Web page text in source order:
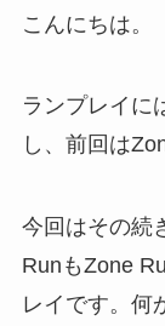
こんにちは。
ランプレイに
し、前回は
今回はその続
RunもZone
レイです。何